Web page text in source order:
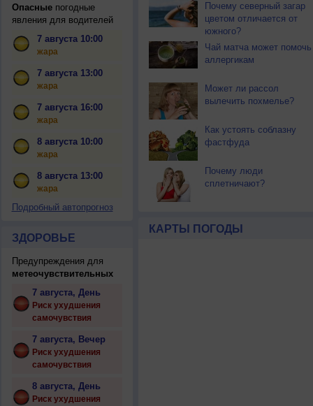
Опасныепогодные
явления для водителей
7 августа 10:00
жара
7 августа 13:00
жара
7 августа 16:00
жара
8 августа 10:00
жара
8 августа 13:00
жара
Подробный автопрогноз
ЗДОРОВЬЕ
Предупреждения для
метеочувствительных
7 августа, День
Риск ухудшения
самочувствия
7 августа, Вечер
Риск ухудшения
самочувствия
8 августа, День
Риск ухудшения
Почему северный загар
цветом отличается от
южного?
Чай матча может помочь
аллергикам
Может ли рассол
вылечить похмелье?
Как устоять соблазну
фастфуда
Почему люди
сплетничают?
КАРТЫ ПОГОДЫ